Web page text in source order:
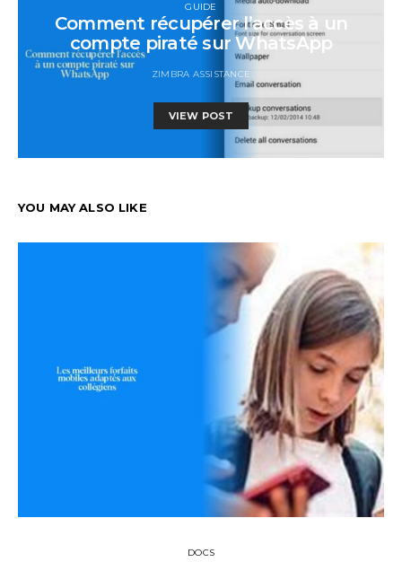
GUIDE
Comment récupérer l’accès à un
compte piraté sur WhatsApp
ZIMBRA ASSISTANCE
VIEW POST
YOU MAY ALSO LIKE
DOCS